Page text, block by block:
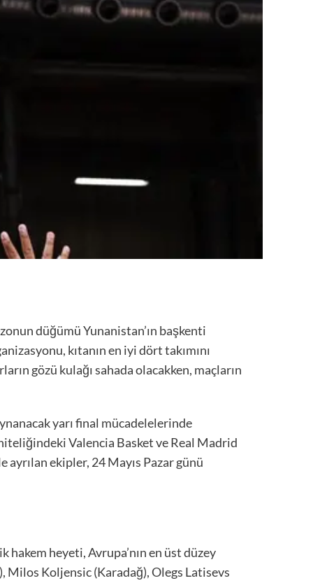
düğümü Yunanistan’ın başkenti
kıtanın en iyi dört takımını
gözü kulağı sahada olacakken, maçların
yarı final mücadelelerinde
Valencia Basket ve Real Madrid
ayrılan ekipler, 24 Mayıs Pazar günü
heyeti, Avrupa’nın en üst düzey
Koljensic (Karadağ), Olegs Latisevs